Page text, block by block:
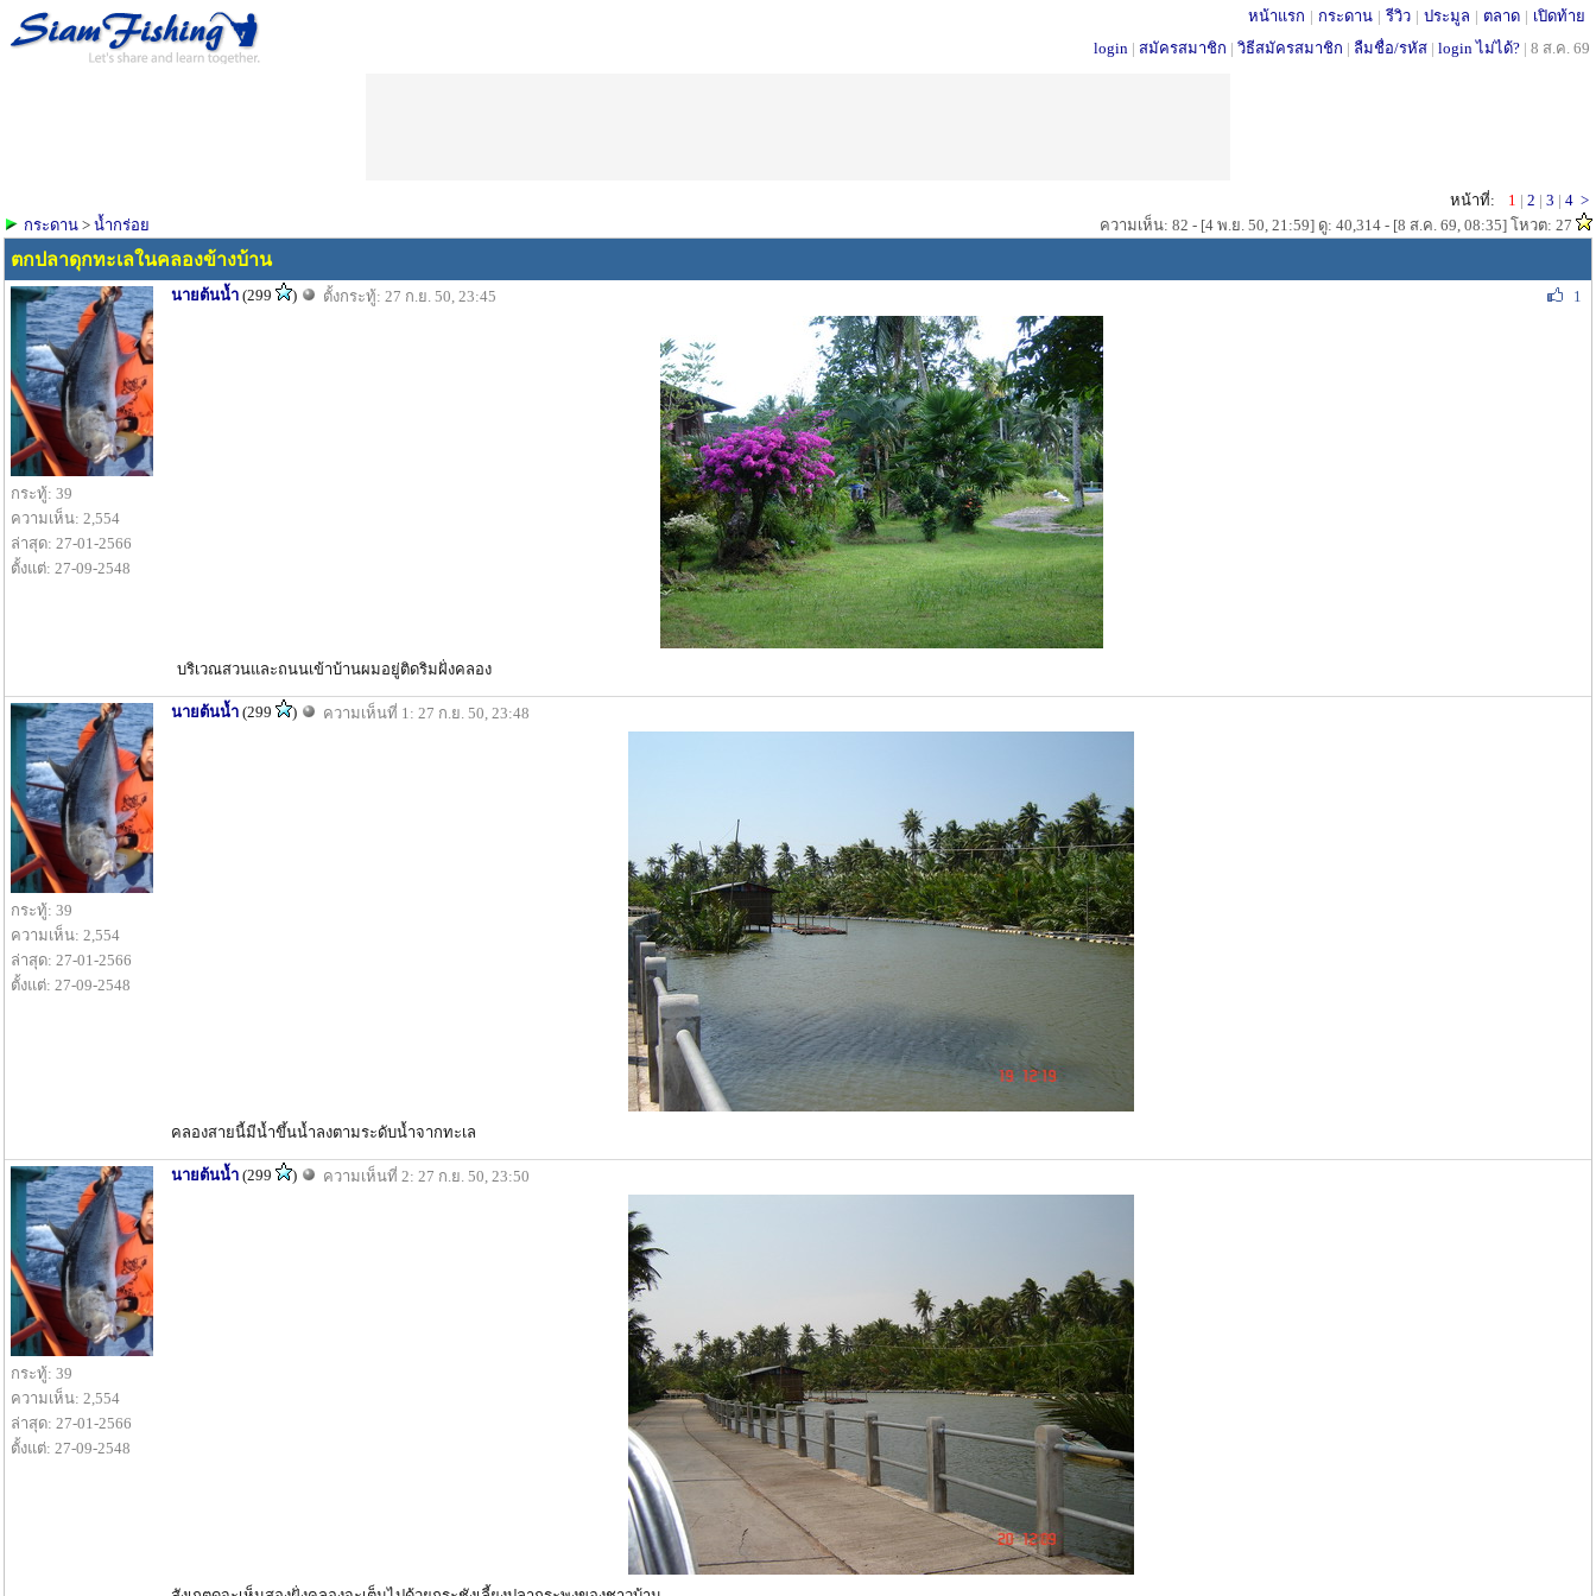
หน้าแรก | กระดาน | รีวิว | ประมูล | ตลาด | เปิดท้าย
login | สมัครสมาชิก | วิธีสมัครสมาชิก | ลืมชื่อ/รหัส | login ไม่ได้? | 8 ส.ค. 69
หน้าที่: 1 | 2 | 3 | 4 >
กระดาน > น้ำกร่อย ความเห็น: 82 - [4 พ.ย. 50, 21:59] ดู: 40,314 - [8 ส.ค. 69, 08:35] โหวต: 27
ตกปลาดุกทะเลในคลองข้างบ้าน
กระทู้: 39
ความเห็น: 2,554
ล่าสุด: 27-01-2566
ตั้งแต่: 27-09-2548
นายต้นน้ำ (299 ) ตั้งกระทู้: 27 ก.ย. 50, 23:45 1
บริเวณสวนและถนนเข้าบ้านผมอยู่ติดริมฝั่งคลอง
กระทู้: 39
ความเห็น: 2,554
ล่าสุด: 27-01-2566
ตั้งแต่: 27-09-2548
นายต้นน้ำ (299 ) ความเห็นที่ 1: 27 ก.ย. 50, 23:48
คลองสายนี้มีน้ำขึ้นน้ำลงตามระดับน้ำจากทะเล
กระทู้: 39
ความเห็น: 2,554
ล่าสุด: 27-01-2566
ตั้งแต่: 27-09-2548
นายต้นน้ำ (299 ) ความเห็นที่ 2: 27 ก.ย. 50, 23:50